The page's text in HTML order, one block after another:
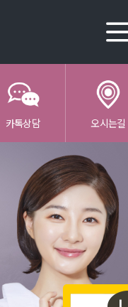
카톡상담 오시는길